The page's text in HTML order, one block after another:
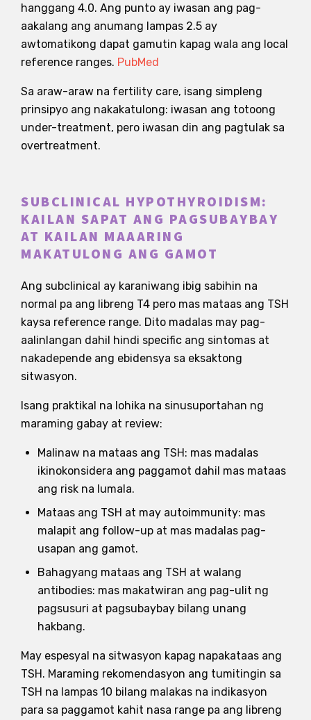
hanggang 4.0. Ang punto ay iwasan ang pag-
aakalang ang anumang lampas 2.5 ay
awtomatikong dapat gamutin kapag wala ang local
reference ranges. PubMed
Sa araw-araw na fertility care, isang simpleng
prinsipyo ang nakakatulong: iwasan ang totoong
under-treatment, pero iwasan din ang pagtulak sa
overtreatment.
SUBCLINICAL HYPOTHYROIDISM:
KAILAN SAPAT ANG PAGSUBAYBAY
AT KAILAN MAAARING
MAKATULONG ANG GAMOT
Ang subclinical ay karaniwang ibig sabihin na
normal pa ang libreng T4 pero mas mataas ang TSH
kaysa reference range. Dito madalas may pag-
aalinlangan dahil hindi specific ang sintomas at
nakadepende ang ebidensya sa eksaktong
sitwasyon.
Isang praktikal na lohika na sinusuportahan ng
maraming gabay at review:
Malinaw na mataas ang TSH: mas madalas
ikinokonsidera ang paggamot dahil mas mataas
ang risk na lumala.
Mataas ang TSH at may autoimmunity: mas
malapit ang follow-up at mas madalas pag-
usapan ang gamot.
Bahagyang mataas ang TSH at walang
antibodies: mas makatwiran ang pag-ulit ng
pagsusuri at pagsubaybay bilang unang
hakbang.
May espesyal na sitwasyon kapag napakataas ang
TSH. Maraming rekomendasyon ang tumitingin sa
TSH na lampas 10 bilang malakas na indikasyon
para sa paggamot kahit nasa range pa ang libreng